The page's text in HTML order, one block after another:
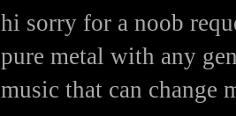
hi sorry for a noob
pure metal with any
music that can change